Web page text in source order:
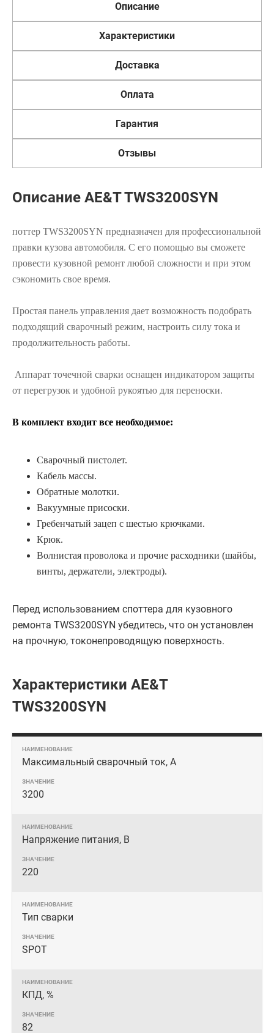
Описание
Характеристики
Доставка
Оплата
Гарантия
Отзывы
Описание AE&T TWS3200SYN
поттер TWS3200SYN предназначен для профессиональной
правки кузова автомобиля. С его помощью вы сможете
провести кузовной ремонт любой сложности и при этом
сэкономить свое время.
Простая панель управления дает возможность подобрать
подходящий сварочный режим, настроить силу тока и
продолжительность работы.
Аппарат точечной сварки оснащен индикатором защиты
от перегрузок и удобной рукоятью для переноски.
В комплект входит все необходимое:
Сварочный пистолет.
Кабель массы.
Обратные молотки.
Вакуумные присоски.
Гребенчатый зацеп с шестью крючками.
Крюк.
Волнистая проволока и прочие расходники (шайбы,
винты, держатели, электроды).
Перед использованием споттера для кузовного
ремонта TWS3200SYN убедитесь, что он установлен
на прочную, токонепроводящую поверхность.
Характеристики AE&T
TWS3200SYN
Максимальный сварочный ток, А
3200
Напряжение питания, В
220
Тип сварки
SPOT
КПД, %
82